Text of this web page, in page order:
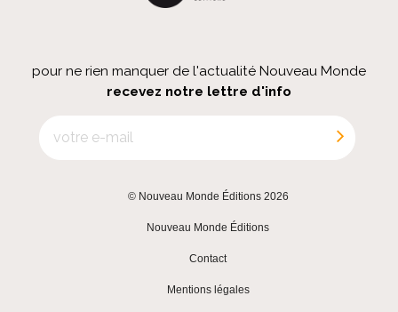
pour ne rien manquer de l'actualité Nouveau Monde
recevez notre lettre d'info
© Nouveau Monde Éditions 2026
Nouveau Monde Éditions
Contact
Mentions légales